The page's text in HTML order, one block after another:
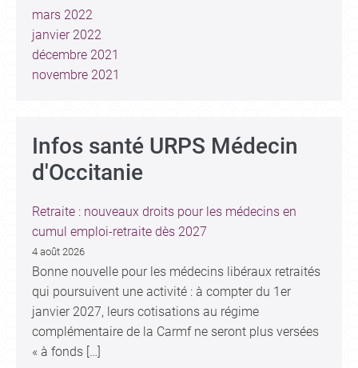
mars 2022
janvier 2022
décembre 2021
novembre 2021
Infos santé URPS Médecin
d'Occitanie
Retraite : nouveaux droits pour les médecins en
cumul emploi-retraite dès 2027
4 août 2026
Bonne nouvelle pour les médecins libéraux retraités
qui poursuivent une activité : à compter du 1er
janvier 2027, leurs cotisations au régime
complémentaire de la Carmf ne seront plus versées
« à fonds […]